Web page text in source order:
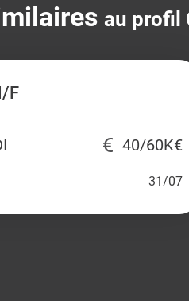
au profil
F
40/60K€
31/07